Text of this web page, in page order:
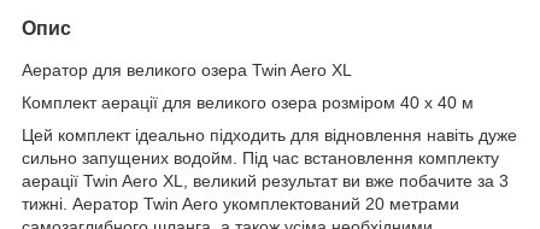
Опис
Аератор для великого озера Twin Aero XL
Комплект аерації для великого озера розміром 40 х 40 м
Цей комплект ідеально підходить для відновлення навіть дуже
сильно запущених водойм. Під час встановлення комплекту
аерації Twin Aero XL, великий результат ви вже побачите за 3
тижні. Аератор Twin Aero укомплектований 20 метрами